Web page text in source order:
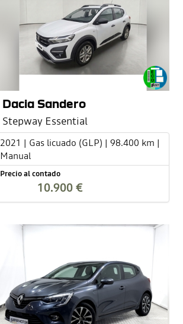
Dacia Sandero
Stepway Essential
2021 | Gas licuado (GLP) | 98.400 km |
Manual
Precio al contado
10.900 €